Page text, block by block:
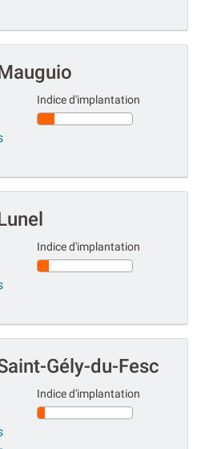
Indice d'implantation
Indice d'implantation
Gély-du-Fesc
Indice d'implantation